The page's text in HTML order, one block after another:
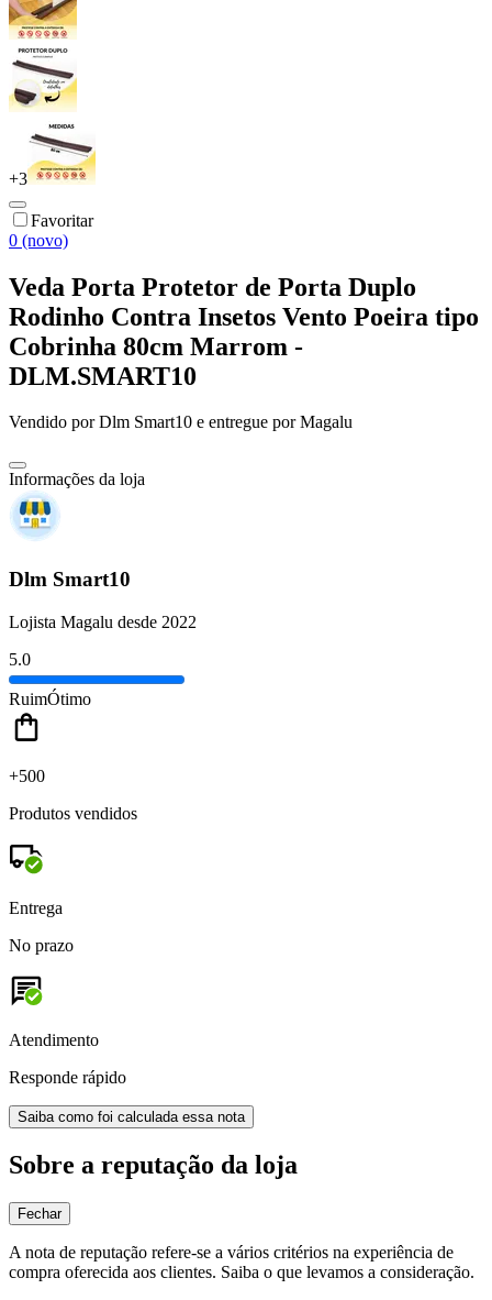
+3
Favoritar
0 (novo)
Veda Porta Protetor de Porta Duplo
Rodinho Contra Insetos Vento Poeira tipo
Cobrinha 80cm Marrom -
DLM.SMART10
Vendido porDlm Smart10 e entregue por Magalu
Informações da loja
Dlm Smart10
Lojista Magalu desde 2022
5.0
RuimÓtimo
+500
Produtos vendidos
Entrega
No prazo
Atendimento
Responde rápido
Saiba como foi calculada essa nota
Sobre a reputação da loja
Fechar
A nota de reputação refere-se a vários critérios na experiência de
compra oferecida aos clientes. Saiba o que levamos a consideração.